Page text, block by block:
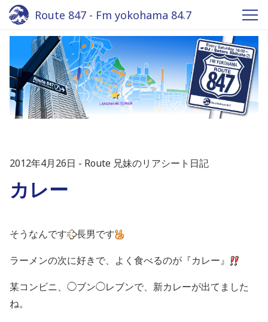
Route 847 - Fm yokohama 84.7
2012年4月26日 Route 兄妹のリアシート日記
カレー
そうなんです
長男です
ラーメンの次に好きで、よく食べるのが『カレー』
某コンビニ、◯ブン◯レブンで、新カレーが出てました
ね。